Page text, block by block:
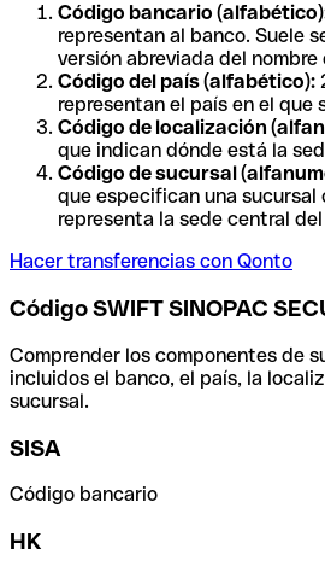
Código bancario
representan al banco. Suele
versión abreviada del nombre
Código del país (alfabético):
representan el país en el que
Código de localización
que indican dónde está la
Código de sucursal
que especifican una sucursal
representa la sede central
Hacer transferencias con Qonto
Código SWIFT SINOPAC
Comprender los componentes de
incluidos el banco, el país, la
sucursal.
SISA
Código bancario
HK